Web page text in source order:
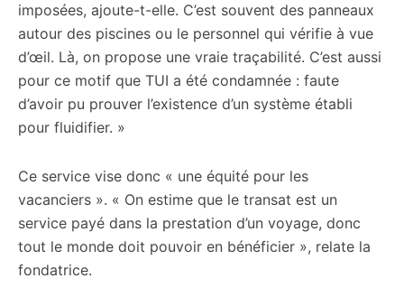
imposées, ajoute-t-elle. C’est souvent des panneaux
autour des piscines ou le personnel qui vérifie à vue
d’œil. Là, on propose une vraie traçabilité. C’est aussi
pour ce motif que TUI a été condamnée : faute
d’avoir pu prouver l’existence d’un système établi
pour fluidifier. »
Ce service vise donc « une équité pour les
vacanciers ». « On estime que le transat est un
service payé dans la prestation d’un voyage, donc
tout le monde doit pouvoir en bénéficier », relate la
fondatrice.